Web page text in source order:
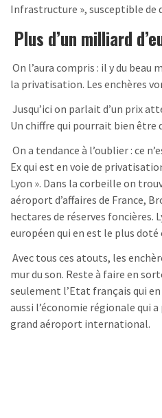
Infrastructure », susceptible de
Plus d’un milliard
On l’aura compris : il y du beau
la privatisation. Les enchères
Jusqu’ici on parlait d’un prix
Un chiffre qui pourrait bien être
On a tendance à l’oublier : ce
Ex qui est en voie de
Lyon ». Dans la corbeille on
aéroport d’affaires de France,
hectares de réserves foncières.
européen qui en est le plus
Avec tous ces atouts, les
mur du son. Reste à faire en
seulement l’Etat français qui
aussi l’économie régionale qui
grand aéroport international.